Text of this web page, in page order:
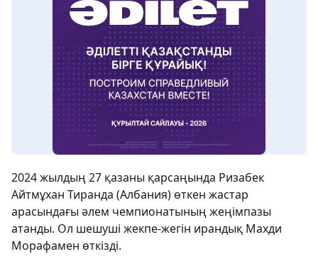
2024 жылдың 27 қазаны қарсаңында Ризабек
Айтмұхан Тиранда (Албания) өткен жастар
арасындағы әлем чемпионатының жеңімпазы
атанды. Ол шешуші жекпе-жегін ирандық Махди
Морафамен өткізді.